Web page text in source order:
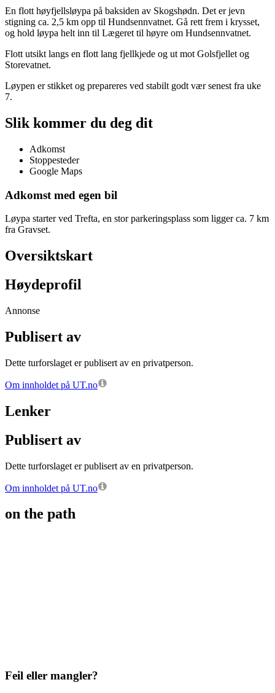
En flott høyfjellsløypa på baksiden av Skogshødn. Det er jevn
stigning ca. 2,5 km opp til Hundsennvatnet. Gå rett frem i krysset,
og hold løypa helt inn til Lægeret til høyre om Hundsennvatnet.
Flott utsikt langs en flott lang fjellkjede og ut mot Golsfjellet og
Storevatnet.
Løypen er stikket og prepareres ved stabilt godt vær senest fra uke
7.
Slik kommer du deg dit
Adkomst
Stoppesteder
Google Maps
Adkomst med egen bil
Løypa starter ved Trefta, en stor parkeringsplass som ligger ca. 7 km
fra Gravset.
Oversiktskart
Høydeprofil
Annonse
Publisert av
Dette turforslaget er publisert av en privatperson.
Om innholdet på UT.no
Lenker
Publisert av
Dette turforslaget er publisert av en privatperson.
Om innholdet på UT.no
on the path
Feil eller mangler?